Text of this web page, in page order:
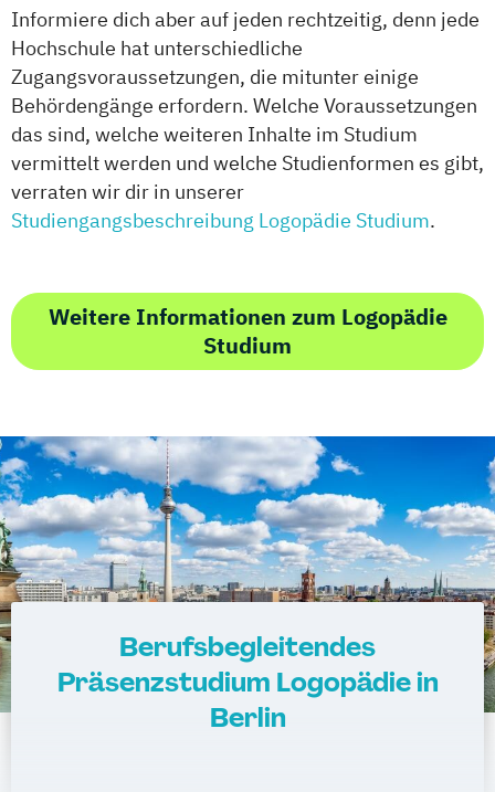
Informiere dich aber auf jeden rechtzeitig, denn jede
Hochschule hat unterschiedliche
Zugangsvoraussetzungen, die mitunter einige
Behördengänge erfordern. Welche Voraussetzungen
das sind, welche weiteren Inhalte im Studium
vermittelt werden und welche Studienformen es gibt,
verraten wir dir in unserer
Studiengangsbeschreibung Logopädie Studium.
Weitere Informationen zum Logopädie
Studium
Berufsbegleitendes
Präsenzstudium Logopädie in
Berlin